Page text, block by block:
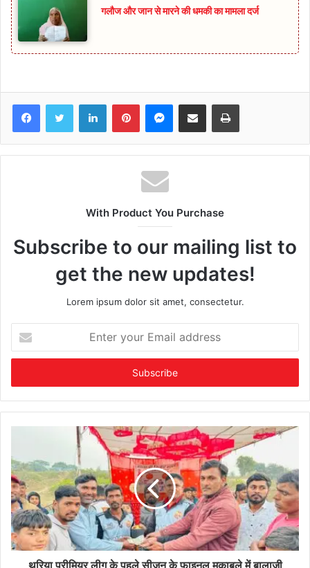
गलौज और जान से मारने की धमकी का मामला दर्ज
FacebookTwitter LinkedInPinterestMessenger
Share via Email Print
With Product You Purchase
Subscribe to our mailing list to
get the new updates!
Lorem ipsum dolor sit amet, consectetur.
your
Email
थुरिया प्रीमियर लीग के पहले सीजन के फाइनल मुकाबले में बालाजी